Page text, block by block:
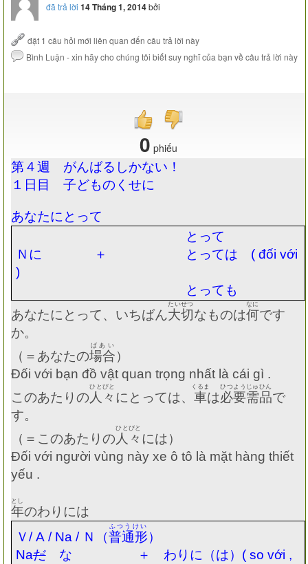
đã trả lời 14 Tháng 1, 2014bởi
0 phiếu
第４週 がんばるしかない！
１日目 子どものくせに
あなたにとって
とって
Ｎに ＋ とっては ( đối với
)
とっても
あなたにとって、いちばん大切
たいせつ
なものは何
なに
です
か。
（＝あなたの場合
ばあい
）
Đối với bạn đồ vật quan trọng nhất là cái gì .
このあたりの人々
ひとびと
にとっては、 車
くるま
は必要需品
ひつようじゅひん
で
す。
（＝このあたりの人々
ひとびと
には）
Đối với người vùng này xe ô tô là mặt hàng thiết
yếu .
年
とし
のわりには
Ｖ/ A / Na / Ｎ（普通形
ふつうけい
）
Naだな ＋ わりに（は） ( so với ,